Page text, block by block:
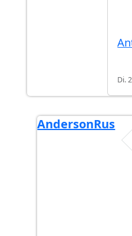
Di.
AndersonRus